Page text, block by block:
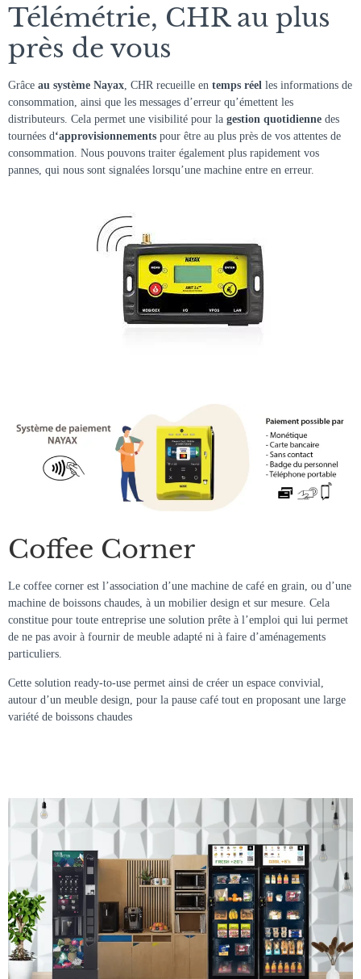
Télémétrie, CHR au plus
près de vous
Grâce au système Nayax , CHR recueille en temps réel les informations de
consommation, ainsi que les messages d’erreur qu’émettent les
distributeurs. Cela permet une visibilité pour la gestion quotidienne des
tournées d‘approvisionnements pour être au plus près de vos attentes de
consommation. Nous pouvons traiter également plus rapidement vos
pannes, qui nous sont signalées lorsqu’une machine entre en erreur.
Coffee Corner
Le coffee corner est l’association d’une machine de café en grain, ou d’une
machine de boissons chaudes, à un mobilier design et sur mesure. Cela
constitue pour toute entreprise une solution prête à l’emploi qui lui permet
de ne pas avoir à fournir de meuble adapté ni à faire d’aménagements
particuliers.
Cette solution ready-to-use permet ainsi de créer un espace convivial,
autour d’un meuble design, pour la pause café tout en proposant une large
variété de boissons chaudes